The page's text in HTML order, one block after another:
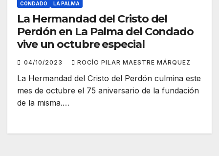
CONDADO LA PALMA
La Hermandad del Cristo del
Perdón en La Palma del Condado
vive un octubre especial
04/10/2023 ROCÍO PILAR MAESTRE MÁRQUEZ
La Hermandad del Cristo del Perdón culmina este
mes de octubre el 75 aniversario de la fundación
de la misma.…